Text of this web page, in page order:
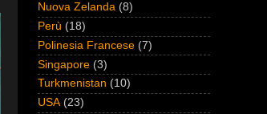
Nuova Zelanda (8)
Perù (18)
Polinesia Francese (7)
Singapore (3)
Turkmenistan (10)
USA (23)